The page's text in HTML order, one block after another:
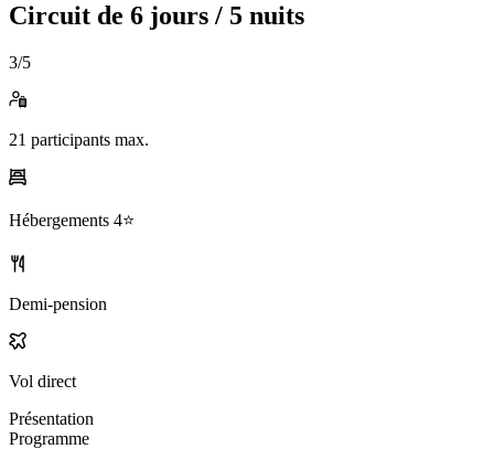
Circuit de 6 jours / 5 nuits
3/5
21 participants max.
Hébergements 4⭐️
Demi-pension
Vol direct
Présentation
Programme